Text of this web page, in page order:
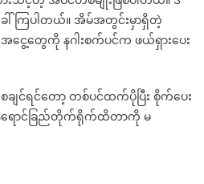
ကြပါတယ်။ အိမ်အတွင်းမှာရှိတဲ့
ေ့တွေကို နဂါးစက်ပင်က ဖယ်ရှားပေး
ျင်ရင်တော့ တစ်ပင်ထက်ပိုပြီး စိုက်ပေး
ရောင်ခြည်တိုက်ရိုက်ထိတာကို မ